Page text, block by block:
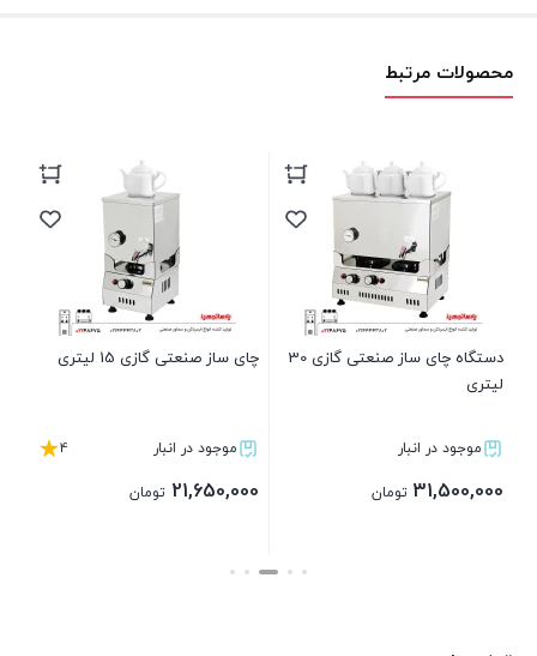
محصولات مرتبط
دستگاه چای ساز صنعتی گازی 30
لیتری
موجود در انبار
31,500,000 تومان
چای ساز صنعتی گازی 15 لیتری
موجود در انبار 4
21,650,000 تومان